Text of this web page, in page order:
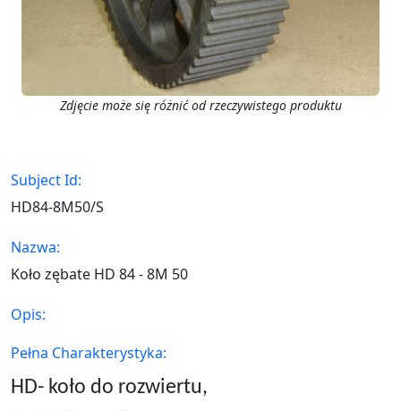
Zdjęcie może się różnić od rzeczywistego produktu
Subject Id:
HD84-8M50/S
Nazwa:
Koło zębate HD 84 - 8M 50
Opis:
Pełna Charakterystyka:
HD- koło do rozwiertu,